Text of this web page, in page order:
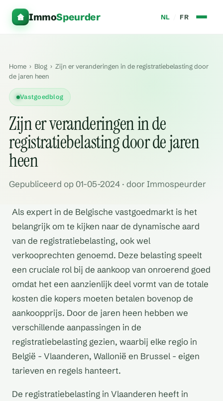
ImmoSpeurder NL FR
Home › Blog › Zijn er veranderingen in de registratiebelasting door
de jaren heen
Vastgoedblog
Zijn er veranderingen in de
registratiebelasting door de jaren
heen
Gepubliceerd op 01-05-2024 · door Immospeurder
Als expert in de Belgische vastgoedmarkt is het
belangrijk om te kijken naar de dynamische aard
van de registratiebelasting, ook wel
verkooprechten genoemd. Deze belasting speelt
een cruciale rol bij de aankoop van onroerend goed
omdat het een aanzienlijk deel vormt van de totale
kosten die kopers moeten betalen bovenop de
aankoopprijs. Door de jaren heen hebben we
verschillende aanpassingen in de
registratiebelasting gezien, waarbij elke regio in
België - Vlaanderen, Wallonië en Brussel - eigen
tarieven en regels hanteert.
De registratiebelasting in Vlaanderen heeft in